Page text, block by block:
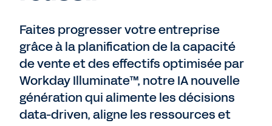
Voir la démo
Faites progresser votre entreprise
grâce à la planification de la capacité
de vente et des effectifs optimisée par
Workday Illuminate™, notre IA nouvelle
génération qui alimente les décisions
data-driven, aligne les ressources et